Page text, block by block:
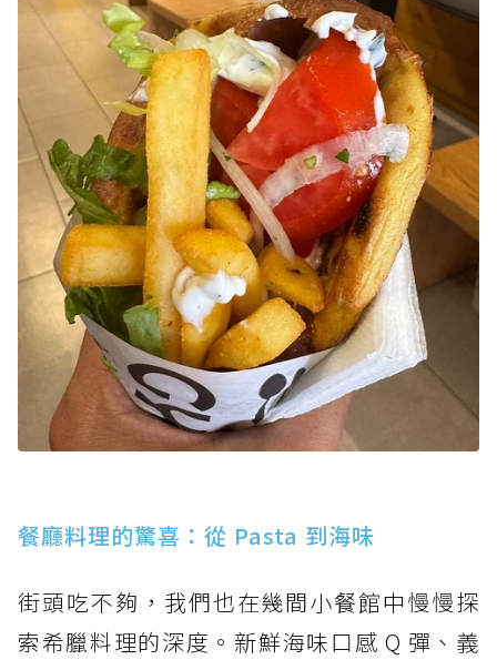
餐廳料理的驚喜：從 Pasta 到海味
街頭吃不夠，我們也在幾間小餐館中慢慢探
索希臘料理的深度。新鮮海味口感 Q 彈、義